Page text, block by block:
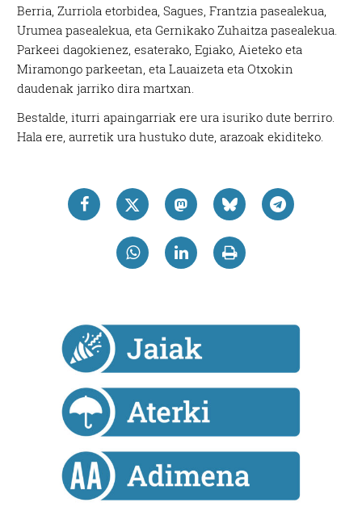
Berria, Zurriola etorbidea, Sagues, Frantzia pasealekua,
Urumea pasealekua, eta Gernikako Zuhaitza pasealekua.
Parkeei dagokienez, esaterako, Egiako, Aieteko eta
Miramongo parkeetan, eta Lauaizeta eta Otxokin
daudenak jarriko dira martxan.
Bestalde, iturri apaingarriak ere ura isuriko dute berriro.
Hala ere, aurretik ura hustuko dute, arazoak ekiditeko.